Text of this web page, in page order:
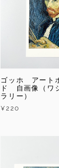
ゴッホ アート
ド 自画像（ワ
ラリー）
¥220